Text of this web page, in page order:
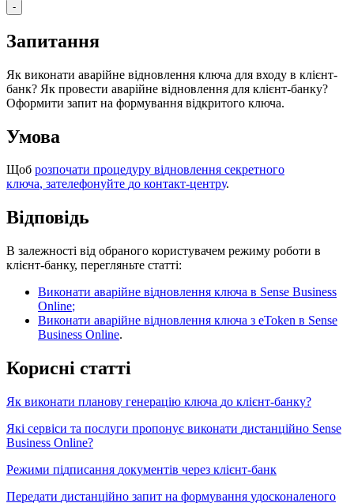
-
Запитання
Як виконати аварійне відновлення ключа для входу в клієнт-
банк? Як провести аварійне відновлення для клієнт-банку?
Оформити запит на формування відкритого ключа.
Умова
Щоб розпочати процедуру відновлення секретного
ключа, зателефонуйте до контакт-центру.
Відповідь
В залежності від обраного користувачем режиму роботи в
клієнт-банку, перегляньте статті:
Виконати аварійне відновлення ключа в Sense Business
Online;
Виконати аварійне відновлення ключа з eToken в Sense
Business Online.
Корисні статті
Як виконати планову генерацію ключа до клієнт-банку?
Які сервіси та послуги пропонує виконати дистанційно Sense
Business Online?
Режими підписання документів через клієнт-банк
Передати дистанційно запит на формування удосконаленого